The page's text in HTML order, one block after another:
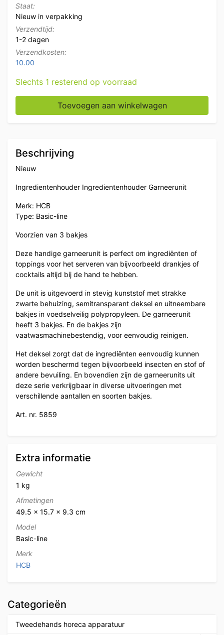
Staat:
Nieuw in verpakking
Verzendtijd:
1-2 dagen
Verzendkosten:
10.00
Slechts 1 resterend op voorraad
HCB Ingredientenhouder Ingredientenbak
Toevoegen aan winkelwagen
Beschrijving
Nieuw
Ingredientenhouder Ingredientenhouder Garneerunit
Merk: HCB
Type: Basic-line
Voorzien van 3 bakjes
Deze handige garneerunit is perfect om ingrediënten of
toppings voor het serveren van bijvoorbeeld drankjes of
cocktails altijd bij de hand te hebben.
De unit is uitgevoerd in stevig kunststof met strakke
zwarte behuizing, semitransparant deksel en uitneembare
bakjes in voedselveilig polypropyleen. De garneerunit
heeft 3 bakjes. En de bakjes zijn
vaatwasmachinebestendig, voor eenvoudig reinigen.
Het deksel zorgt dat de ingrediënten eenvoudig kunnen
worden beschermd tegen bijvoorbeeld insecten en stof of
andere bevuiling. En bovendien zijn de garneerunits uit
deze serie verkrijgbaar in diverse uitvoeringen met
verschillende aantallen en soorten bakjes.
Art. nr. 5859
Extra informatie
Gewicht
1 kg
Afmetingen
49.5 × 15.7 × 9.3 cm
Model
Basic-line
Merk
HCB
Categorieën
Tweedehands horeca apparatuur